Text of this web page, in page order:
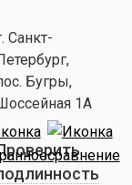
Санкт-
Бугры,
1А